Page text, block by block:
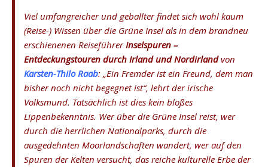
Viel umfangreicher und geballter findet sich wohl kaum
(Reise-) Wissen über die Grüne Insel als in dem brandneu
erschienenen ReiseführerInselspuren –
Entdeckungstouren durch Irland und Nordirlandvon
Karsten-Thilo Raab: „Ein Fremder ist ein Freund, dem man
bisher noch nicht begegnet ist“, lehrt der irische
Volksmund. Tatsächlich ist dies kein bloßes
Lippenbekenntnis. Wer über die Grüne Insel reist, wer
durch die herrlichen Nationalparks, durch die
ausgedehnten Moorlandschaften wandert, wer auf den
Spuren der Kelten versucht, das reiche kulturelle Erbe der